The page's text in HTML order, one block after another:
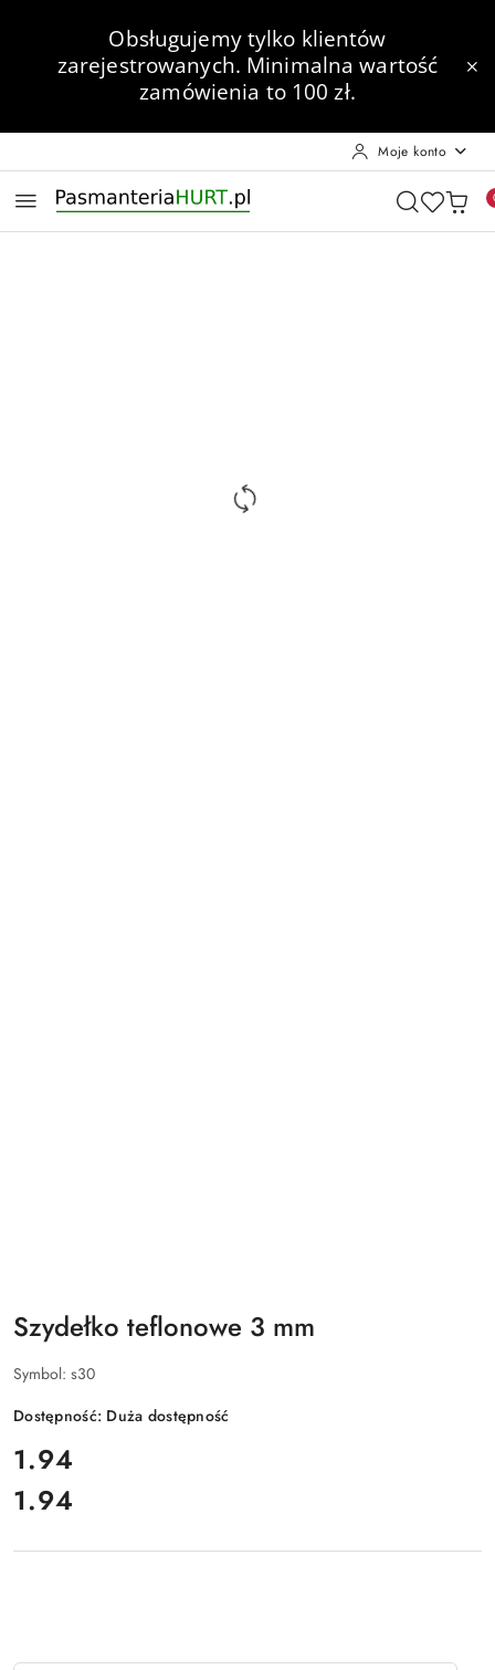
Przejdź do treści głównej
Przejdź do wyszukiwarki
Przejdź do moje konto
Przejdź do menu głównego
Przejdź do opisu produktu
Przejdź do stopki
Obsługujemy tylko klientów
zarejestrowanych. Minimalna wartość
zamówienia to 100 zł.
Moje konto
Szydełko teflonowe 3 mm
Symbol: s30
Dostępność: Duża dostępność
cena:
1.94
Cena:
1.94